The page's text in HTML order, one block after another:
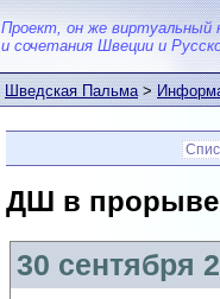
Проект, он же виртуальный
и сочетания Швеции и
Шведская Пальма>
ДШ в
30 сентября